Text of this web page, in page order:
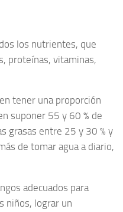
los nutrientes, que
proteínas, vitaminas,
tener una proporción
suponer 55 y 60 % de
grasas entre 25 y 30 % y
de tomar agua a diario,
adecuados para
niños, lograr un